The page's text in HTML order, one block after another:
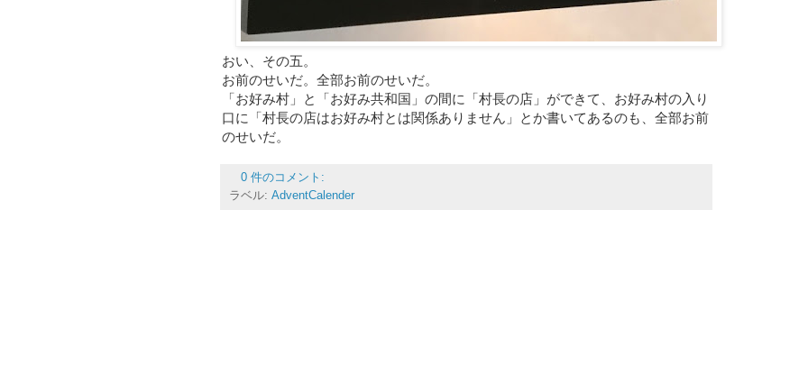
おい、その五。
お前のせいだ。全部お前のせいだ。
「お好み村」と「お好み共和国」の間に「村長の店」ができて、お好み村の入り
口に「村長の店はお好み村とは関係ありません」とか書いてあるのも、全部お前
のせいだ。
0 件のコメント:
ラベル: AdventCalender